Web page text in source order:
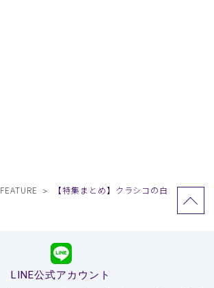
FEATURE
【特集まとめ】クラシコの白
LINE公式アカウント